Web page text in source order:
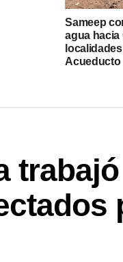
Sameep
agua hacia
Acueducto